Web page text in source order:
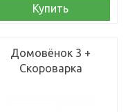
Купить
Домовёнок 3 +
Скороварка